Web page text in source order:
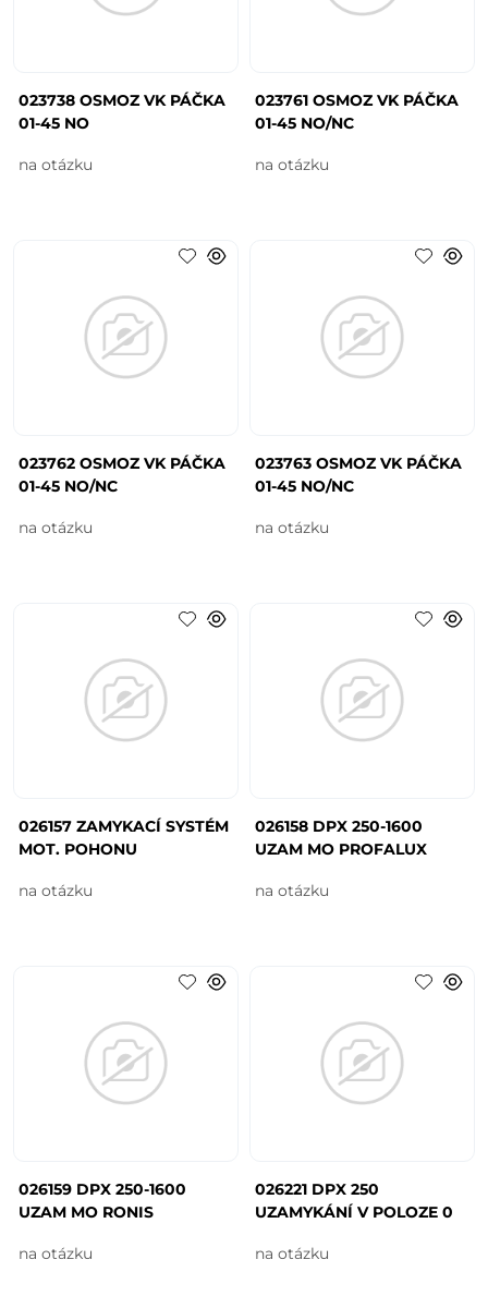
023738 OSMOZ VK PÁČKA
01-45 NO
na otázku
023761 OSMOZ VK PÁČKA
01-45 NO/NC
na otázku
023762 OSMOZ VK PÁČKA
01-45 NO/NC
na otázku
023763 OSMOZ VK PÁČKA
01-45 NO/NC
na otázku
026157 ZAMYKACÍ SYSTÉM
MOT. POHONU
na otázku
026158 DPX 250-1600
UZAM MO PROFALUX
na otázku
026159 DPX 250-1600
UZAM MO RONIS
na otázku
026221 DPX 250
UZAMYKÁNÍ V POLOZE 0
na otázku